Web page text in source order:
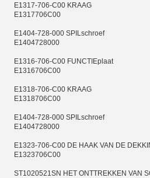
E1317-706-C00 KRAAG
E1317706C00
E1404-728-000 SPILschroef
E1404728000
E1316-706-C00 FUNCTIEplaat
E1316706C00
E1318-706-C00 KRAAG
E1318706C00
E1404-728-000 SPILschroef
E1404728000
E1323-706-C00 DE HAAK VAN DE
E1323706C00
ST1020521SN HET ONTTREKKEN VAN